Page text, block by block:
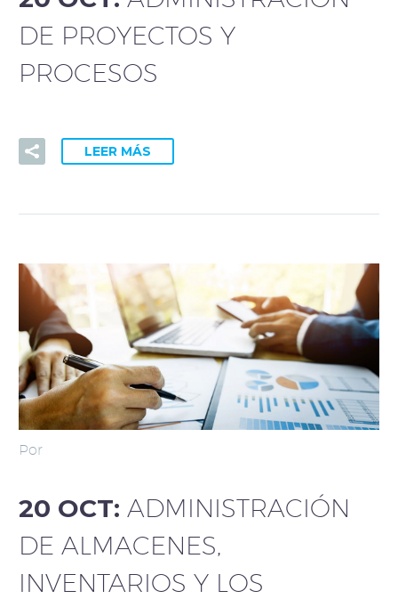
DE PROYECTOS Y
PROCESOS
LEER MÁS
Por
20 OCT: ADMINISTRACIÓN
DE ALMACENES,
INVENTARIOS Y LOS